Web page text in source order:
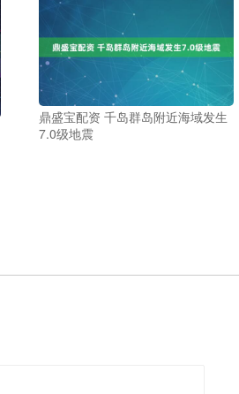
鼎盛宝配资 千岛群岛附近海域发生
7.0级地震